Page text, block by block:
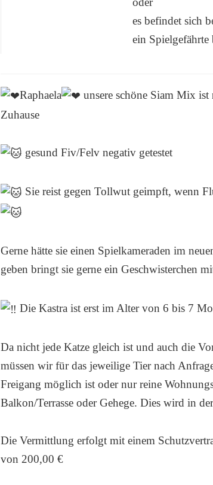
es befindet sich
ein
Raphaela
unsere schöne Siam Mix
Zuhause
gesund Fiv/Felv negativ getestet
Sie reist gegen Tollwut geimpft, wenn
Gerne hätte sie einen Spielkameraden im
geben bringt sie gerne ein Geschwisterchen
Die Kastra ist erst im Alter von 6 bis 7
Da nicht jede Katze gleich ist und auch die
müssen wir für das jeweilige Tier nach
Freigang möglich ist oder nur reine
Balkon/Terrasse oder Gehege. Dies wird in
Die Vermittlung erfolgt mit einem
von 200,00 €